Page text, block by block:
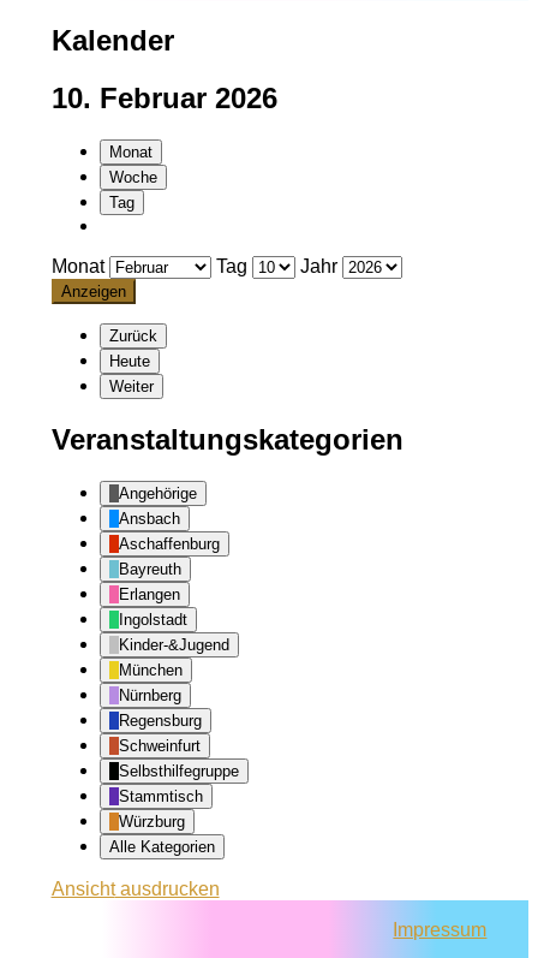
Kalender
10. Februar 2026
Monat
Woche
Tag
Monat Tag Jahr
Zurück
Heute
Weiter
Veranstaltungskategorien
Angehörige
Ansbach
Aschaffenburg
Bayreuth
Erlangen
Ingolstadt
Kinder-&Jugend
München
Nürnberg
Regensburg
Schweinfurt
Selbsthilfegruppe
Stammtisch
Würzburg
Alle Kategorien
Ansichtausdrucken
Impressum